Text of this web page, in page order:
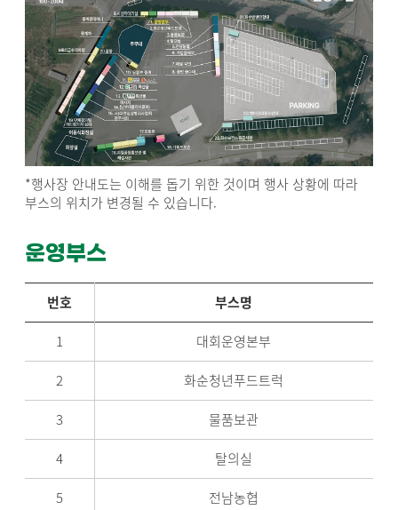
*행사장 안내도는 이해를 돕기 위한 것이며 행사 상황에 따라
부스의 위치가 변경될 수 있습니다.
운영부스
번호
부스명
1
대회운영본부
2
화순청년푸드트럭
3
물품보관
4
탈의실
5
전남농협